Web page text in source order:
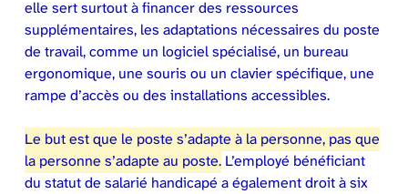
elle sert surtout à financer des ressources
supplémentaires, les adaptations nécessaires du poste
de travail, comme un logiciel spécialisé, un bureau
ergonomique, une souris ou un clavier spécifique, une
rampe d’accès ou des installations accessibles.
Le but est que le poste s’adapte à la personne, pas que
la personne s’adapte au poste.L’employé bénéficiant
du statut de salarié handicapé a également droit à six